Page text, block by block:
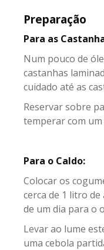
Preparação
Para as
Num pouco de
castanhas
cuidado até as
Reservar sobre
temperar com
Para o Caldo:
Colocar os
cerca de 1 litro
de um dia para o
Levar ao lume
uma cebola